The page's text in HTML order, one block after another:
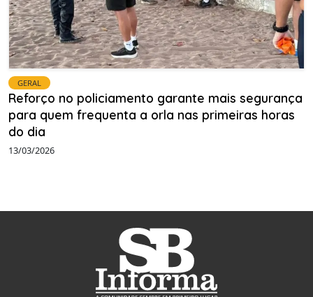
GERAL
Reforço no policiamento garante mais segurança
para quem frequenta a orla nas primeiras horas
do dia
13/03/2026